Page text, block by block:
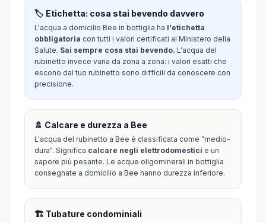
🏷️ Etichetta: cosa stai bevendo davvero
L'acqua a domicilio Bee in bottiglia ha l'etichetta
obbligatoria con tutti i valori certificati al Ministero della
Salute. Sai sempre cosa stai bevendo. L'acqua del
rubinetto invece varia da zona a zona: i valori esatti che
escono dal tuo rubinetto sono difficili da conoscere con
precisione.
🚿 Calcare e durezza a Bee
L'acqua del rubinetto a Bee è classificata come "medio-
dura". Significa calcare negli elettrodomestici e un
sapore più pesante. Le acque oligominerali in bottiglia
consegnate a domicilio a Bee hanno durezza inferiore.
🏗️ Tubature condominiali